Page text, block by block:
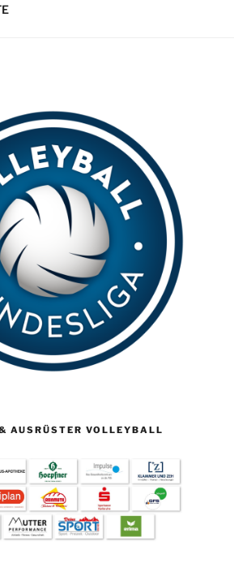
AUSRÜSTER VOLLEYBALL